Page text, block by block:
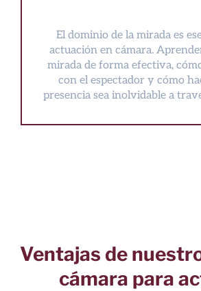
El dominio de la mirada es
actuación en cámara.
mirada de forma efectiva,
con el espectador y cómo
presencia sea inolvidable a
Ventajas de
cámara para